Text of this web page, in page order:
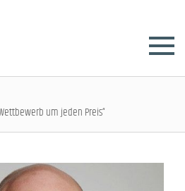
um jeden Preis“